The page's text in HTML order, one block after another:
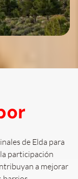
de Elda para
participación
a mejorar